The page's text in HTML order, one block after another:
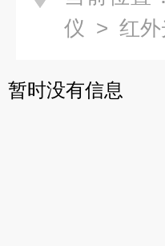
仪 > 红
暂时没有信息